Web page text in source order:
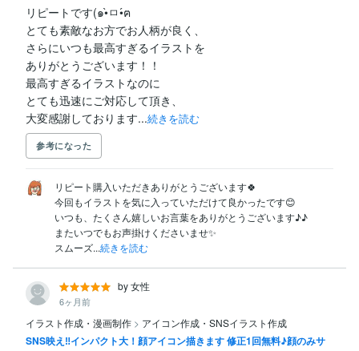
リピートです(๑•̀ㅁ•́ฅ
とても素敵なお方でお人柄が良く、
さらにいつも最高すぎるイラストを
ありがとうございます！！
最高すぎるイラストなのに
とても迅速にご対応して頂き、
大変感謝しております...続きを読む
参考になった
リピート購入いただきありがとうございます🍀
今回もイラストを気に入っていただけて良かったです😊
いつも、たくさん嬉しいお言葉をありがとうございます♪♪
またいつでもお声掛けくださいませ✨
スムーズ...続きを読む
by 女性
6ヶ月前
イラスト作成・漫画制作 > アイコン作成・SNSイラスト作成
SNS映え‼︎インパクト大！顔アイコン描きます 修正1回無料♪顔のみサ